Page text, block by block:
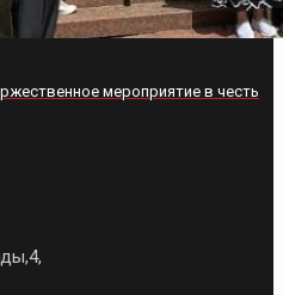
мероприятие в честь